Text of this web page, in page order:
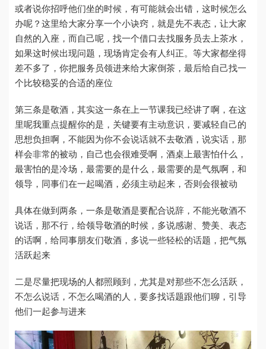
或者说你招呼他们坐的时候，有可能就会出错，这时候怎么
办呢？这里给大家分享一个小诀窍，就是先不表态，让大家
自然的入座，而自己呢，找一个借口去找服务员去上茶水，
如果这时候出现问题，现场肯定会有人纠正。等大家都坐得
差不多了，你把服务员领进来给大家倒茶，最后给自己找一
个比较稳妥的合适的座位
第三条是敬酒，其实这一条在上一节课我已经讲了啊，在这
里呢我重点提醒你的是，关键要有主动意识，要减轻自己的
思想负担啊，不能因为你不会说话就不去敬酒，说实话，那
样会非常的被动，自己也会很难受啊，酒桌上最害怕什么，
最害怕的是冷场，最需要的是什么，最需要的是气氛啊，和
领导，同事们在一起喝酒，必须主动起来，否则会很被动
具体在做到两条，一条是敬酒是要配合说辞，不能光敬酒不
说话，那不行，给领导敬酒的时候，多说感谢、赞美、表态
的话啊，给同事朋友们敬酒，多说一些轻松的话题，把气氛
活跃起来
二是尽量把现场的人都照顾到，尤其是对那些不怎么活跃，
不怎么说话，不怎么喝酒的人，要多找话题跟他们聊，引导
他们一起参与进来